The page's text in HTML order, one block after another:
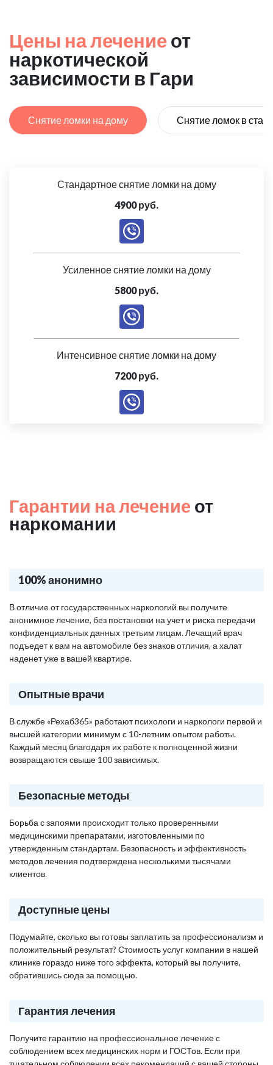
Цены на лечение от
наркотической
зависимости в Гари
Снятие ломки на дому Снятие ломок в
Стандартное снятие ломки на дому
4900 руб.
Усиленное снятие ломки на дому
5800 руб.
Интенсивное снятие ломки на дому
7200 руб.
Гарантии на лечение от
наркомании
100% анонимно
В отличие от государственных наркологий вы получите
анонимное лечение, без постановки на учет и риска передачи
конфиденциальных данных третьим лицам. Лечащий врач
подъедет к вам на автомобиле без знаков отличия, а халат
наденет уже в вашей квартире.
Опытные врачи
В службе «Рехаб365» работают психологи и наркологи первой и
высшей категории минимум с 10-летним опытом работы.
Каждый месяц благодаря их работе к полноценной жизни
возвращаются свыше 100 зависимых.
Безопасные методы
Борьба с запоями происходит только проверенными
медицинскими препаратами, изготовленными по
утвержденным стандартам. Безопасность и эффективность
методов лечения подтверждена несколькими тысячами
клиентов.
Доступные цены
Подумайте, сколько вы готовы заплатить за профессионализм и
положительный результат? Стоимость услуг компании в нашей
клинике гораздо ниже того эффекта, который вы получите,
обратившись сюда за помощью.
Гарантия лечения
Получите гарантию на профессиональное лечение с
соблюдением всех медицинских норм и ГОСТов. Если при